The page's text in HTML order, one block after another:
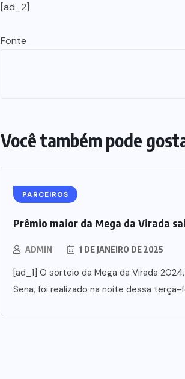
[ad_2]
Fonte
Você também pode
PARCEIROS
Prêmio maior da Mega da Virada
ADMIN 1 DE JANEIRO DE 2025
[ad_1] O sorteio da Mega da Virada
Sena, foi realizado na noite dessa terça-